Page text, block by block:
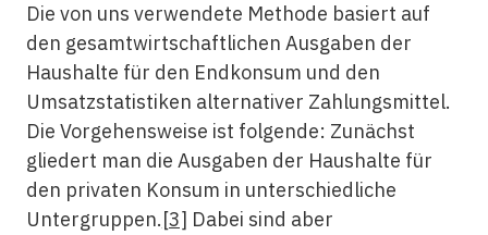
Die von uns verwendete Methode basiert auf
den gesamtwirtschaftlichen Ausgaben der
Haushalte für den Endkonsum und den
Umsatzstatistiken alternativer Zahlungsmittel.
Die Vorgehensweise ist folgende: Zunächst
gliedert man die Ausgaben der Haushalte für
den privaten Konsum in unterschiedliche
Untergruppen.[3] Dabei sind aber